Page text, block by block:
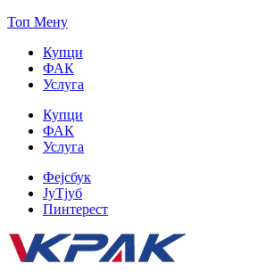
Топ Мену
Купци
ФАК
Услуга
Купци
ФАК
Услуга
Фејсбук
ЈуТјуб
Пинтерест